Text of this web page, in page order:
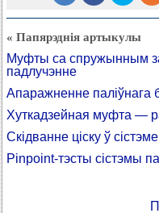
« Папярэднія артыкулы
Муфты са спружынным
падлучэнне
Апаражненне паліўнага
Хуткадзейная муфта —
Скідванне ціску ў
Pinpoint-тэсты сістэмы